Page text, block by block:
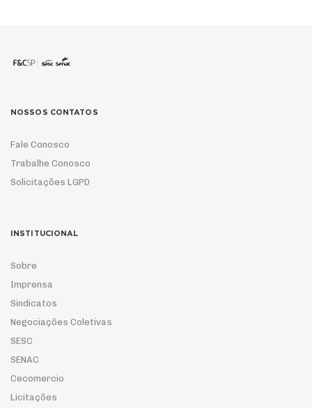
NOSSOS CONTATOS
Fale Conosco
Trabalhe Conosco
Solicitações LGPD
INSTITUCIONAL
Sobre
Imprensa
Sindicatos
Negociações Coletivas
SESC
SENAC
Cecomercio
Licitações